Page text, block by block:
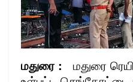
மதுரை :
மதுரை